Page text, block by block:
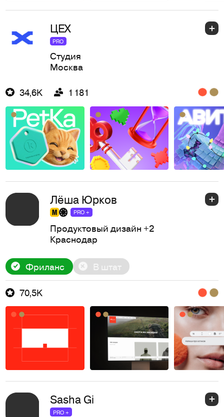
ЦЕХ
PRO
Студия
Москва
34,6K 1 181
Лёша Юрков
PRO +
Продуктовый дизайн +2
Краснодар
Фриланс В штат
70,5K
Sasha Gi
PRO +